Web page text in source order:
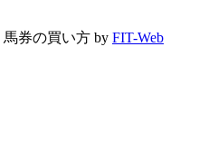
馬券の買い方 by FIT-Web